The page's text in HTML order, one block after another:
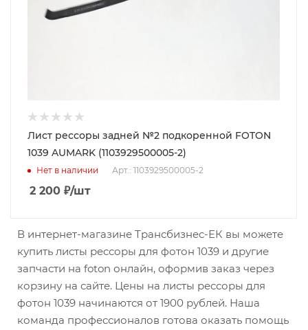
Лист рессоры задней №2 подкоренной FOTON
1039 AUMARK (1103929500005-2)
Нет в наличии Арт.: 1103929500005-2
2 200 ₽/шт
В интернет-магазине Трансбизнес-ЕК вы можете
купить листы рессоры для фотон 1039 и другие
запчасти на foton онлайн, оформив заказ через
корзину на сайте. Цены на листы рессоры для
фотон 1039 начинаются от 1900 рублей. Наша
команда профессионалов готова оказать помощь